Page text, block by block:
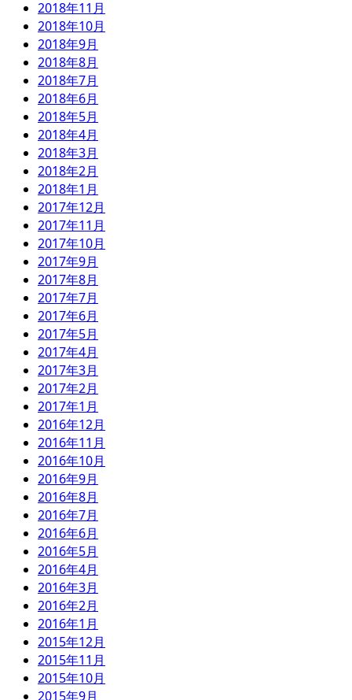
2018年11月
2018年10月
2018年9月
2018年8月
2018年7月
2018年6月
2018年5月
2018年4月
2018年3月
2018年2月
2018年1月
2017年12月
2017年11月
2017年10月
2017年9月
2017年8月
2017年7月
2017年6月
2017年5月
2017年4月
2017年3月
2017年2月
2017年1月
2016年12月
2016年11月
2016年10月
2016年9月
2016年8月
2016年7月
2016年6月
2016年5月
2016年4月
2016年3月
2016年2月
2016年1月
2015年12月
2015年11月
2015年10月
2015年9月